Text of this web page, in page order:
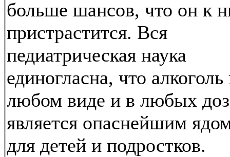
больше шансов, что он к
пристрастится. Вся
педиатрическая наука
единогласна, что алкоголь
любом виде и в любых
является опаснейшим
для детей и подростков.